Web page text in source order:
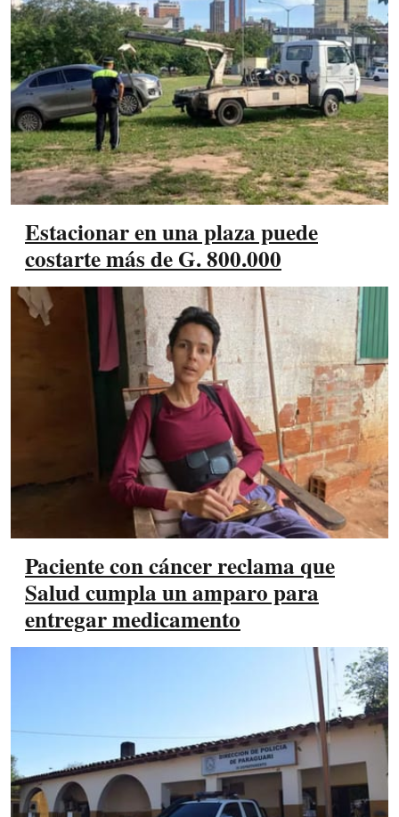
Estacionar en una plaza puede
costarte más de G. 800.000
Paciente con cáncer reclama que
Salud cumpla un amparo para
entregar medicamento